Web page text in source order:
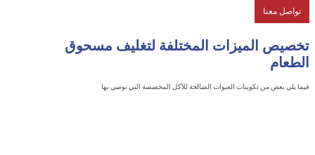
معنا
الميزات المختلفة لتغليف مسحوق
بعض من تكوينات العبوات الصالحة للأكل المخصصة التي نوصي بها